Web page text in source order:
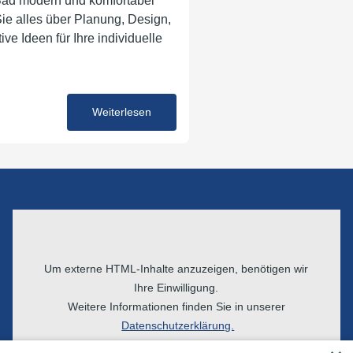
alles über Planung, Design,
Ideen für Ihre individuelle
Weiterlesen
Um externe HTML-Inhalte anzuzeigen, benötigen wir
Ihre Einwilligung.
Weitere Informationen finden Sie in unserer
Datenschutzerklärung.